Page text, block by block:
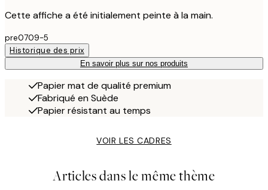
Cette affiche a été initialement peinte à la main.
pre0709-5
Historique des prix
En savoir plus sur nos produits
Papier mat de qualité premium
Fabriqué en Suède
Papier résistant au temps
VOIR LES CADRES
Articles dans le même thème